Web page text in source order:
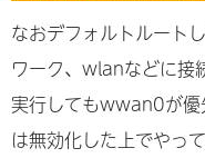
なおデフォルトルート
ワーク、wlanなどに接
実行してもwwan0が
は無効化した上でやっ